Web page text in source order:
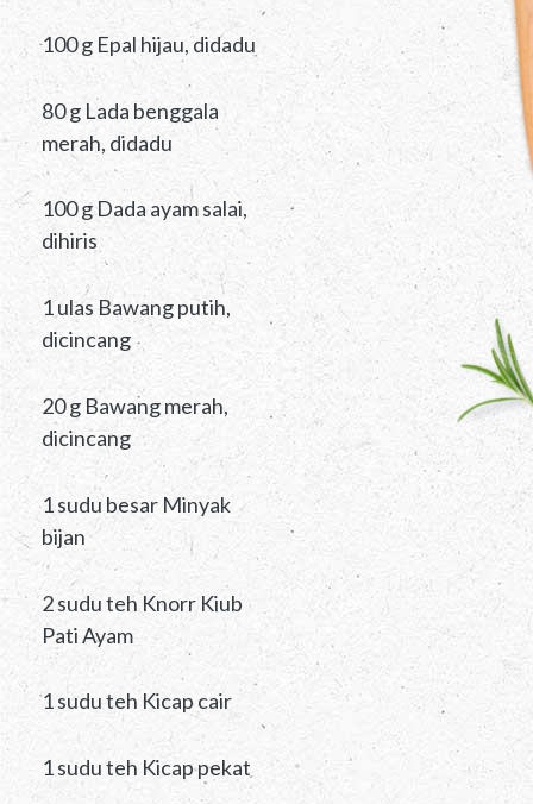
100 g Epal hijau, didadu
80 g Lada benggala
merah, didadu
100 g Dada ayam salai,
dihiris
1 ulas Bawang putih,
dicincang
20 g Bawang merah,
dicincang
1 sudu besar Minyak
bijan
2 sudu teh Knorr Kiub
Pati Ayam
1 sudu teh Kicap cair
1 sudu teh Kicap pekat